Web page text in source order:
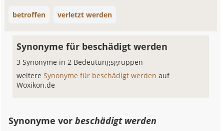
betroffen verletzt werden
Synonyme für beschädigt werden
3 Synonyme in 2 Bedeutungsgruppen
weitereSynonyme für beschädigt werdenauf
Woxikon.de
Synonyme vorbeschädigt werden